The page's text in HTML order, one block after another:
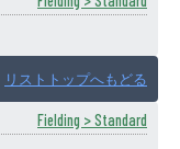
リストトップへもどる
Fielding > Standard